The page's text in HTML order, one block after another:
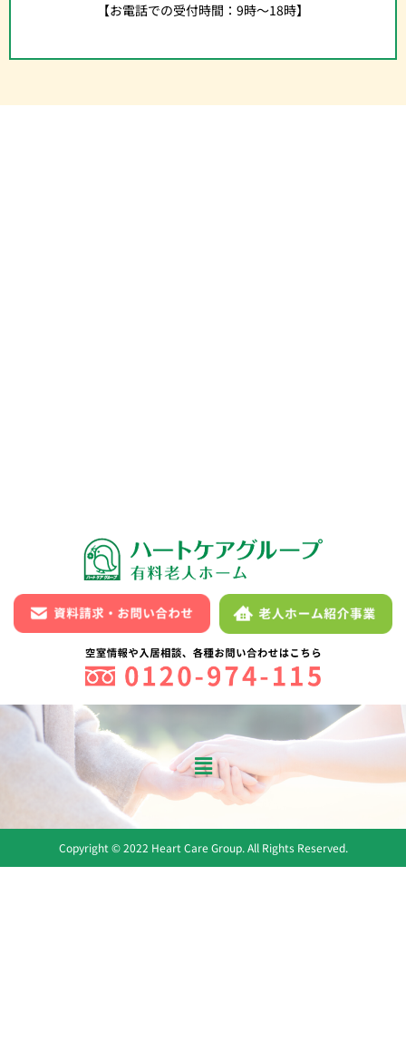
【お電話での受付時間：9時〜18時】
メ
ニ
ュ
Copyright © 2022 Heart Care Group. All Rights Reserved.